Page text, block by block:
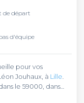
de départ
d'équipe
pour vos
Jouhaux, à Lille
le 59000, dans